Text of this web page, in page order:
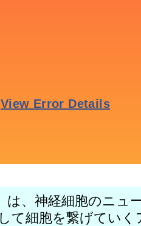
は、神経細胞のニ
て細胞を繋げてい